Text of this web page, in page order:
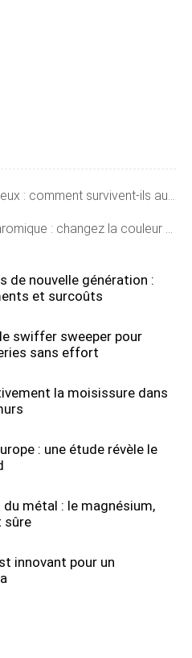
survivent-ils au passage dans le foie ?
la couleur de vos objets à volonté !
de nouvelle génération :
et surcoûts
swiffer sweeper pour
sans effort
la moisissure dans
: une étude révèle le
métal : le magnésium,
sûre
innovant pour un